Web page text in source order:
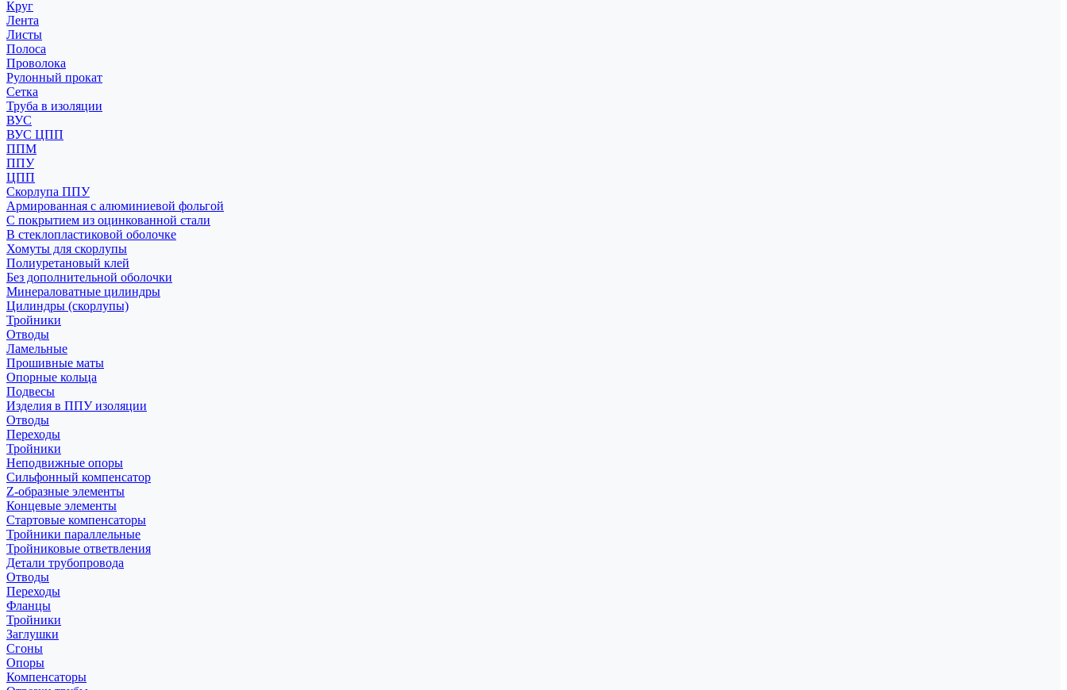
Круг
Лента
Листы
Полоса
Проволока
Рулонный прокат
Сетка
Труба в изоляции
ВУС
ВУС ЦПП
ППМ
ППУ
ЦПП
Скорлупа ППУ
Армированная с алюминиевой фольгой
С покрытием из оцинкованной стали
В стеклопластиковой оболочке
Хомуты для скорлупы
Полиуретановый клей
Без дополнительной оболочки
Минераловатные цилиндры
Цилиндры (скорлупы)
Тройники
Отводы
Ламельные
Прошивные маты
Опорные кольца
Подвесы
Изделия в ППУ изоляции
Отводы
Переходы
Тройники
Неподвижные опоры
Cильфонный компенсатор
Z-образные элементы
Концевые элементы
Стартовые компенсаторы
Тройники параллельные
Тройниковые ответвления
Детали трубопровода
Отводы
Переходы
Фланцы
Тройники
Заглушки
Сгоны
Опоры
Компенсаторы